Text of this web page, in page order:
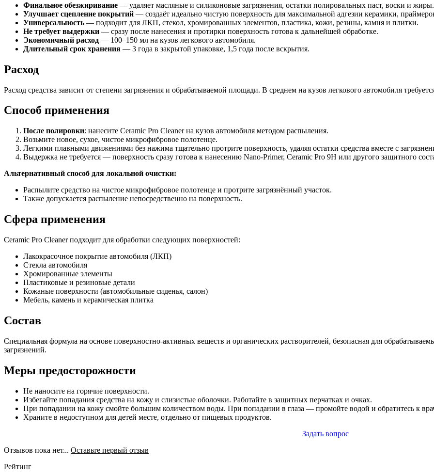
Финальное обезжиривание — удаляет масляные и силиконовые загрязнения, остатки полировальных паст, воски и жиры.
Улучшает сцепление покрытий — создаёт идеально чистую поверхность для максимальной адгезии керамики,
Универсальность — подходит для ЛКП, стекол, хромированных элементов, пластика, кожи, резины, камня и плитки.
Не требует выдержки — сразу после нанесения и протирки поверхность готова к дальнейшей обработке.
Экономичный расход — 100–150 мл на кузов легкового автомобиля.
Длительный срок хранения — 3 года в закрытой упаковке, 1,5 года после вскрытия.
Расход
Расход средства зависит от степени загрязнения и обрабатываемой площади. В среднем на кузов легкового автомобиля
Способ применения
После полировки: нанесите Ceramic Pro Cleaner на кузов автомобиля методом распыления.
Возьмите новое, сухое, чистое микрофибровое полотенце.
Легкими плавными движениями без нажима тщательно протрите поверхность, удаляя остатки средства вместе с
Выдержка не требуется — поверхность сразу готова к нанесению Nano-Primer, Ceramic Pro 9H или другого защитного
Альтернативный способ для локальной очистки:
Распылите средство на чистое микрофибровое полотенце и протрите загрязнённый участок.
Также допускается распыление непосредственно на поверхность.
Сфера применения
Ceramic Pro Cleaner подходит для обработки следующих поверхностей:
Лакокрасочное покрытие автомобиля (ЛКП)
Стекла автомобиля
Хромированные элементы
Пластиковые и резиновые детали
Кожаные поверхности (автомобильные сиденья, салон)
Мебель, камень и керамическая плитка
Состав
Специальная формула на основе поверхностно-активных веществ и органических растворителей, безопасная для
загрязнений.
Меры предосторожности
Не наносите на горячие поверхности.
Избегайте попадания средства на кожу и слизистые оболочки. Работайте в защитных перчатках и очках.
При попадании на кожу смойте большим количеством воды. При попадании в глаза — промойте водой и обратитесь к
Храните в недоступном для детей месте, отдельно от пищевых продуктов.
Задать вопрос
Отзывов пока нет... Оставьте первый отзыв
Рейтинг